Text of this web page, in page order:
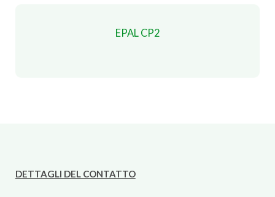
EPAL CP2
DETTAGLI DEL CONTATTO